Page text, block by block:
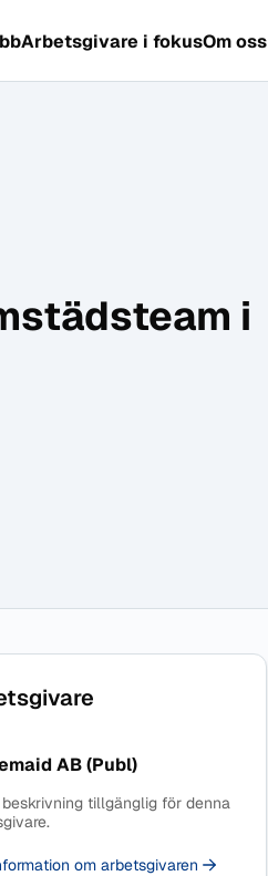
Arbetsgivare i fokusOm oss
i
AB (Publ)
tillgänglig för denna
om arbetsgivaren